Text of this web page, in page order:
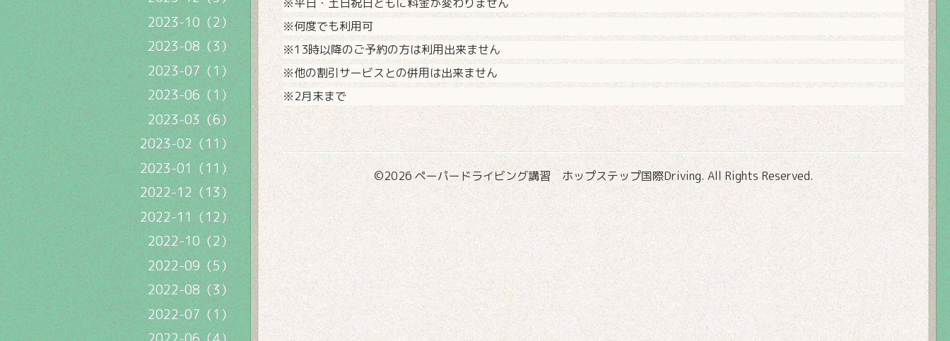
※何度でも利用可
※13時以降のご予約の方は利用出来ません
※他の割引サービスとの併用は出来ません
※2月末まで
©2026 ペーパードライビング講習 ホップステップ国際Driving. All Rights Reserved.
2023-10（2）
2023-08（3）
2023-07（1）
2023-06（1）
2023-03（6）
2023-02（11）
2023-01（11）
2022-12（13）
2022-11（12）
2022-10（2）
2022-09（5）
2022-08（3）
2022-07（1）